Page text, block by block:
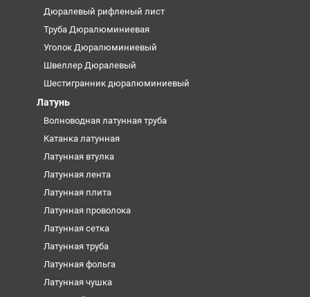
Дюралевый рифленый лист
Труба Дюралюминиевая
Уголок Дюралюминиевый
Швеллер Дюралевый
Шестигранник дюралюминиевый
Латунь
Волноводная латунная труба
Катанка латунная
Латунная втулка
Латунная лента
Латунная плита
Латунная проволока
Латунная сетка
Латунная труба
Латунная фольга
Латунная чушка